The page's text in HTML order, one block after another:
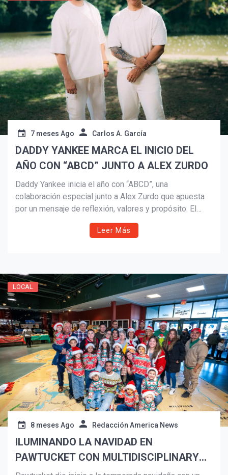
7 meses Ago Carlos A. García
DADDY YANKEE MARCA EL INICIO DEL
AÑO CON “ABCD” JUNTO A ALEX ZURDO
Daddy Yankee inicia el año con “ABCD”, una
colaboración especial junto a Alex Zurdo que apuesta
por un mensaje de reflexión, valores y propósito. El
tema, parte del álbum Lamento en baile, refuerza la
nueva etapa artística del ícono puertorriqueño con una
Leer Más
LOCAL
8 meses Ago Redacción America News
ILUMINANDO LA NAVIDAD EN
PAWTUCKET CON MULTIDISCIPLINARY